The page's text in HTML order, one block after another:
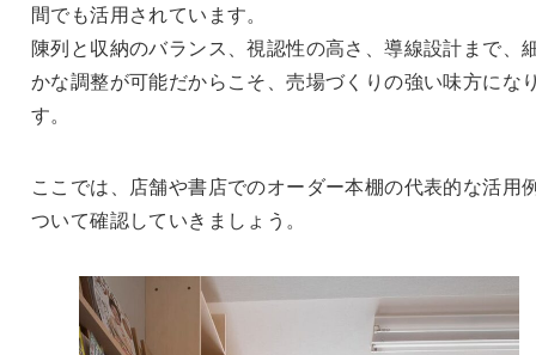
間でも活用されています。
陳列と収納のバランス、視認性の高さ、導線設計まで、
かな調整が可能だからこそ、売場づくりの強い味方にな
す。
ここでは、店舗や書店でのオーダー本棚の代表的な活用
ついて確認していきましょう。